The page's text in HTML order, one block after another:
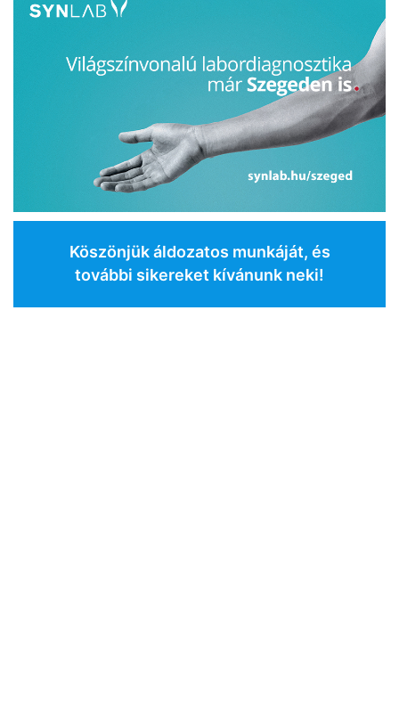
Köszönjük áldozatos munkáját, és
további sikereket kívánunk neki!